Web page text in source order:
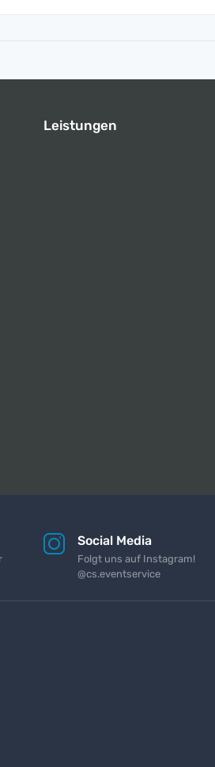
Leistungen
Social Media
Folgt uns auf Instagram!
@cs.eventservice